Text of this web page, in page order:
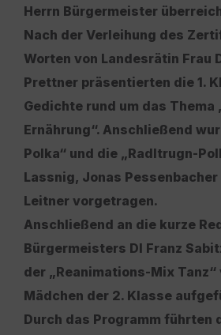
Herrn Bürgermeister
Nach der Verleihung des
Worten von Landesrätin Frau
Prettner präsentierten die 1.
Gedichte rund um das Thema
Ernährung“. Anschließend
Polka“ und die „Radltrugn-
Lassnig, Jonas
Leitner vorgetragen.
Anschließend an die kurze
Bürgermeisters DI Franz
der „Reanimations-Mix Tanz“
Mädchen der 2. Klasse
Durch das Programm führten